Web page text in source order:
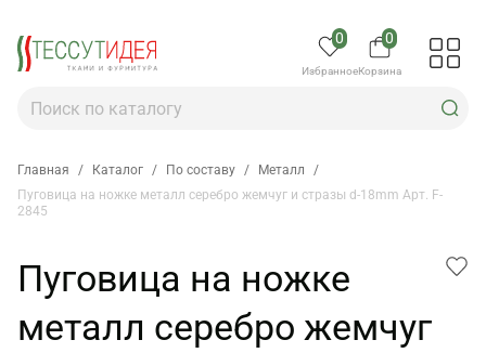
0
Избранное
0
Корзина
Главная / Каталог / По составу / Металл
/
Пуговица на ножке металл серебро жемчуг и стразы d-18mm Арт. F-
2845
Пуговица на ножке
металл серебро жемчуг